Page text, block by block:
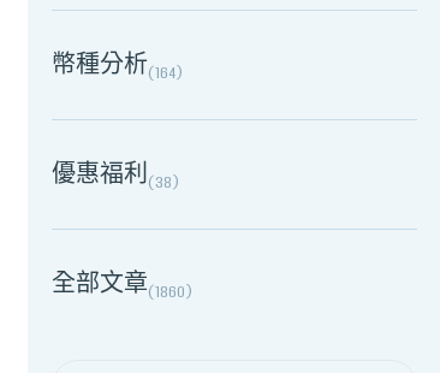
幣種分析(164)
優惠福利(38)
全部文章(1860)